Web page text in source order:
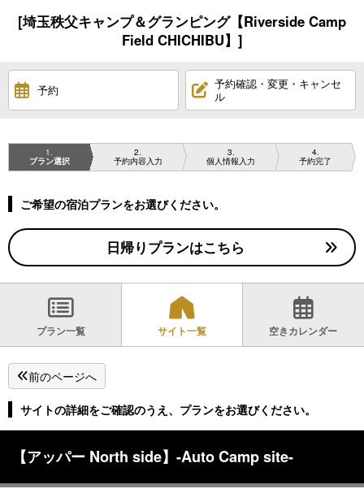
[埼玉秩父キャンプ＆グランピング【Riverside Camp
Field CHICHIBU】]
予約
予約確認・変更・キャンセ
ル
1
プラン選択
2
予約内容入力
3
個人情報入力
4
予約完了
ご希望の宿泊プランをお選びください。
日帰りプランはこちら
プラン一覧 サイト一覧 空きカレンダー
前のページへ
サイトの詳細をご確認のうえ、プランをお選びください。
【アッパー North side】-Auto Camp site-